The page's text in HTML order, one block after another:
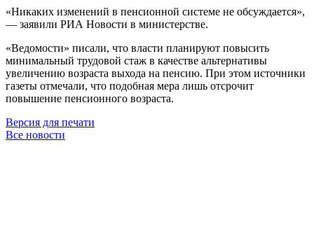
«Никаких изменений в пенсионной системе не обсуждается»,
— заявили РИА Новости в министерстве.
«Ведомости» писали, что власти планируют повысить
минимальный трудовой стаж в качестве альтернативы
увеличению возраста выхода на пенсию. При этом источники
газеты отмечали, что подобная мера лишь отсрочит
повышение пенсионного возраста.
Версия для печати
Все новости